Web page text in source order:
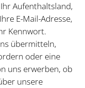
Aufenthaltsland,
E-Mail-Adresse,
Kennwort.
übermitteln,
oder eine
uns erwerben, ob
unsere